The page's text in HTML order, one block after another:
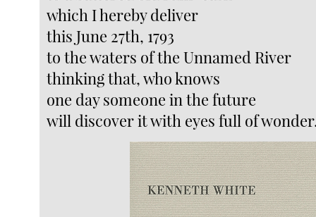
which I hereby deliver
this June 27th, 1793
to the waters of the Unnamed River
thinking that, who knows
one day someone in the future
will discover it with eyes full of